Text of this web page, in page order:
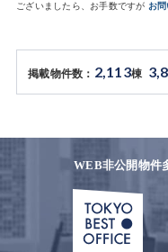
ございましたら、お手数ですが お
掲載物件数： 2,113棟
WEB非公開物件